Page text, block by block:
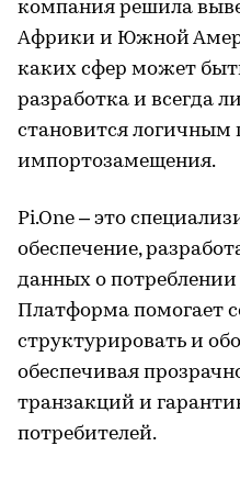
компания решила
Африки и Южной
каких сфер может
разработка и всегда
становится
импортозамещения.
Pi.One – это
обеспечение,
данных о потреблении
Платформа помогает
структурировать и
обеспечивая
транзакций и
потребителей.